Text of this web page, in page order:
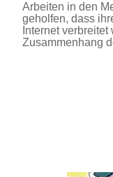
Arbeiten in den
geholfen, dass
Internet
Zusammenhang